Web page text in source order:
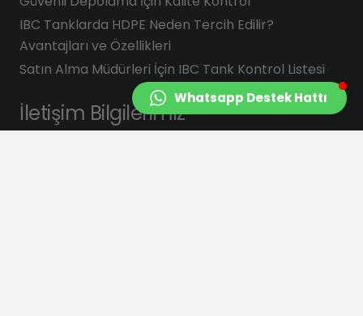
IBC Tanklarda HDPE Neden Tercih Edilir?
Avantajları ve Özellikleri
Satın Alma Müdürleri İçin IBC Tank Kontrol Listesi
İletişim Bilgilerimiz
Whatsapp Destek Hattı